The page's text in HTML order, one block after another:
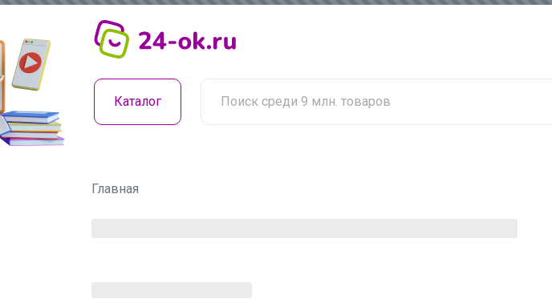
Каталог
Главная